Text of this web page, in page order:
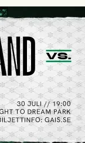
tog slut.